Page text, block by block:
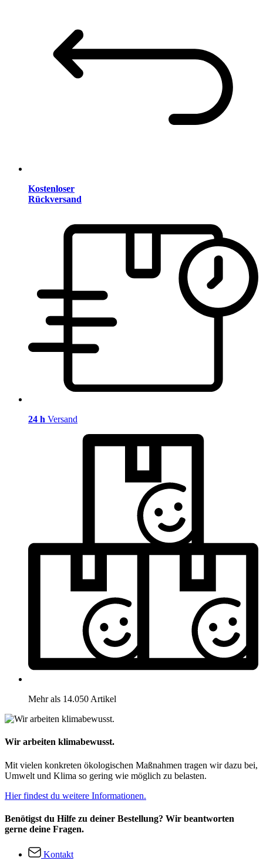
Kostenloser
Rückversand
24 h Versand
Mehr als 14.050 Artikel
Wir arbeiten klimabewusst.
Mit vielen konkreten ökologischen Maßnahmen tragen wir dazu bei,
Umwelt und Klima so gering wie möglich zu belasten.
Hier findest du weitere Informationen.
Benötigst du Hilfe zu deiner Bestellung? Wir beantworten
gerne deine Fragen.
Kontakt